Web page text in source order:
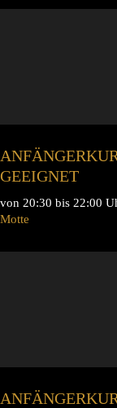
GEEIGNET
von 20:30 bis 22:00
Motte